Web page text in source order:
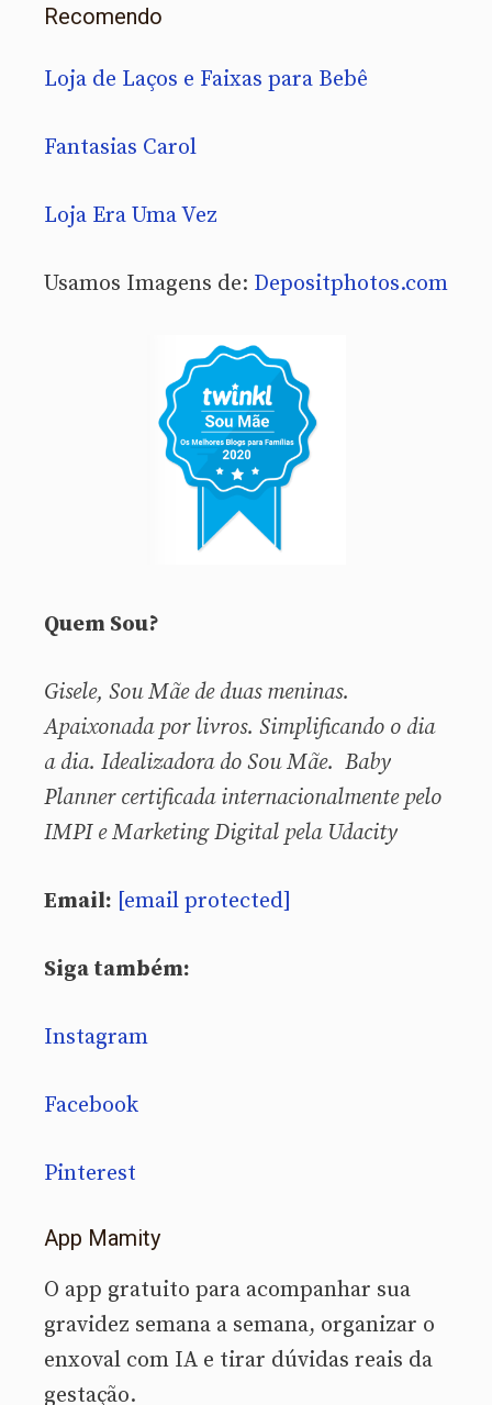
Recomendo
Loja de Laços e Faixas para Bebê
Fantasias Carol
Loja Era Uma Vez
Usamos Imagens de: Depositphotos.com
Quem Sou?
Gisele, Sou Mãe de duas meninas.
Apaixonada por livros. Simplificando o dia
a dia. Idealizadora do Sou Mãe. Baby
Planner certificada internacionalmente pelo
IMPI e Marketing Digital pela Udacity
Email: [email protected]
Siga também:
Instagram
Facebook
Pinterest
App Mamity
O app gratuito para acompanhar sua
gravidez semana a semana, organizar o
enxoval com IA e tirar dúvidas reais da
gestação.